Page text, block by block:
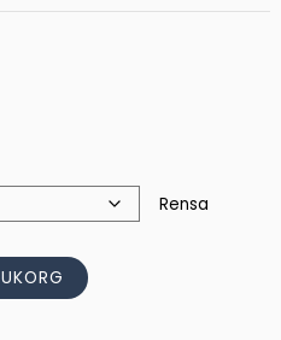
Rensa